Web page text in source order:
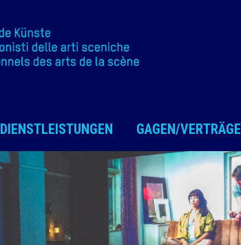
DIENSTLEISTUNGEN GAGEN/VERTRÄGE